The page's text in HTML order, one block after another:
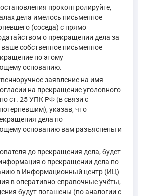
дела по данному основанию
1. Уголовное преследование в
кодекс Российской
с учета» и «реального срока».
проконтролируйте,
дела имелось письменное
(соседа) с прямо
о прекращении дела за
собственное письменное
по этому
основанию.
заявление на имя
на прекращение уголовного
ст. 25 УПК РФ (в связи с
указав, что
дела по
основанию вам разъяснены и
до прекращения дела, будет
о прекращении дела по
в Информационный центр (ИЦ)
в оперативно-справочные учёты,
будут погашены (по аналогии с